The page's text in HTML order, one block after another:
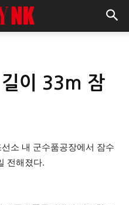
길이 33m 잠
소 내 군수품공장에서 잠수
전해졌다.